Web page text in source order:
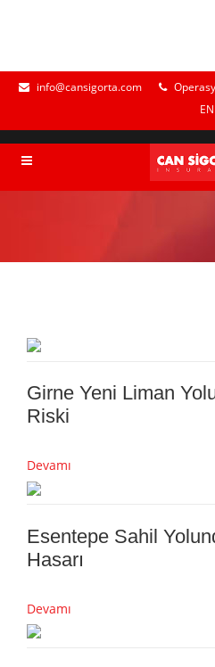
info@cansigorta.com
EN
Girne Yeni Liman
Riski
Devamı
Esentepe Sahil
Hasarı
Devamı